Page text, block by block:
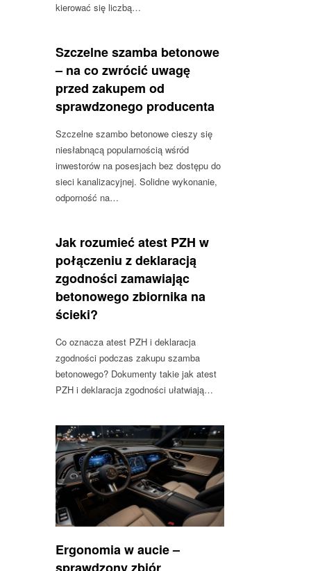
kierować się liczbą…
Szczelne szamba betonowe
– na co zwrócić uwagę
przed zakupem od
sprawdzonego producenta
Szczelne szambo betonowe cieszy się
niesłabnącą popularnością wśród
inwestorów na posesjach bez dostępu do
sieci kanalizacyjnej. Solidne wykonanie,
odporność na…
Jak rozumieć atest PZH w
połączeniu z deklaracją
zgodności zamawiając
betonowego zbiornika na
ścieki?
Co oznacza atest PZH i deklaracja
zgodności podczas zakupu szamba
betonowego? Dokumenty takie jak atest
PZH i deklaracja zgodności ułatwiają…
Ergonomia w aucie –